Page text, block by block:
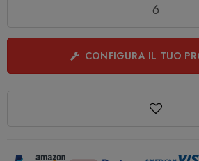
CONFIGURA IL TUO